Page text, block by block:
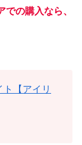
の購入なら、
【アイリ